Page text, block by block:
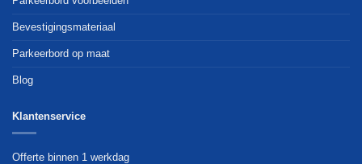
Bevestigingsmateriaal
Parkeerbord op maat
Blog
Klantenservice
Offerte binnen 1 werkdag